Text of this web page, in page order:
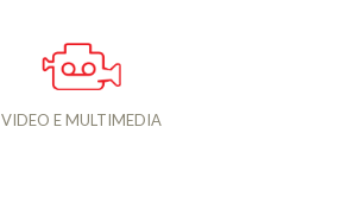
VIDEO E MULTIMEDIA